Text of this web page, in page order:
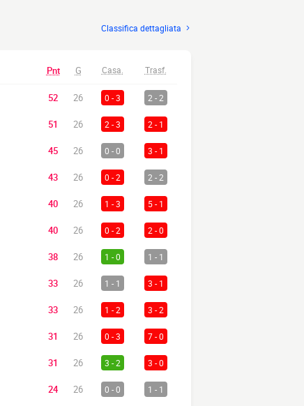
Classifica dettagliata
Pnt G Casa. Trasf.
52 26 0 - 3 2 - 2
51 26 2 - 3 2 - 1
45 26 0 - 0 3 - 1
43 26 0 - 2 2 - 2
40 26 1 - 3 5 - 1
40 26 0 - 2 2 - 0
38 26 1 - 0 1 - 1
33 26 1 - 1 3 - 1
33 26 1 - 2 3 - 2
31 26 0 - 3 7 - 0
31 26 3 - 2 3 - 0
24 26 0 - 0 1 - 1